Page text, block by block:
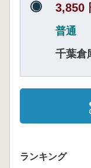
3,850
普通
千葉倉
ランキング